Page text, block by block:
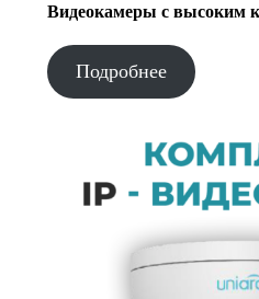
Видеокамеры с высоким
Подробнее